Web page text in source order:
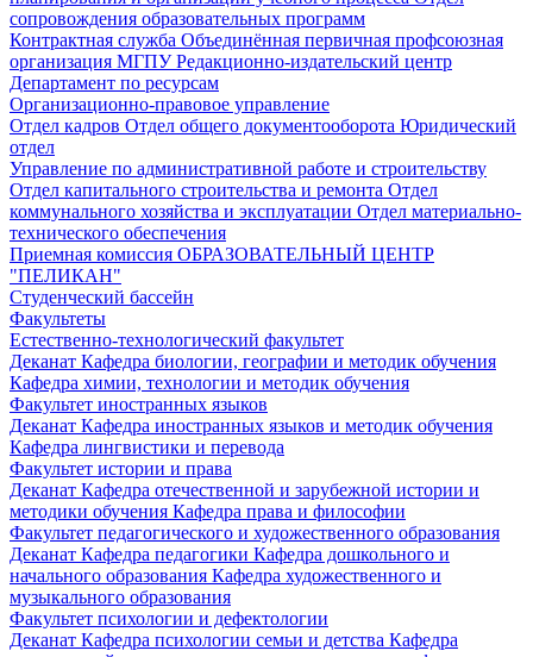
сопровождения образовательных программ
Контрактная служба Объединённая первичная профсоюзная
организация МГПУРедакционно-издательский центр
Департамент по ресурсам
Организационно-правовое управление
Отдел кадров Отдел общего документооборота Юридический
отдел
Управление по административной работе и строительству
Отдел капитального строительства и ремонта Отдел
коммунального хозяйства и эксплуатации Отдел материально-
технического обеспечения
Приемная комиссия ОБРАЗОВАТЕЛЬНЫЙ ЦЕНТР
"ПЕЛИКАН"
Студенческий бассейн
Факультеты
Естественно-технологический факультет
Деканат Кафедра биологии, географии и методик обучения
Кафедра химии, технологии и методик обучения
Факультет иностранных языков
Деканат Кафедра иностранных языков и методик обучения
Кафедра лингвистики и перевода
Факультет истории и права
Деканат Кафедра отечественной и зарубежной истории и
методики обучения Кафедра права и философии
Факультет педагогического и художественного образования
Деканат Кафедра педагогики Кафедра дошкольного и
начального образования Кафедра художественного и
музыкального образования
Факультет психологии и дефектологии
Деканат Кафедра психологии семьи и детства Кафедра